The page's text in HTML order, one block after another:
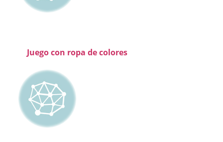
Juego con ropa de colores